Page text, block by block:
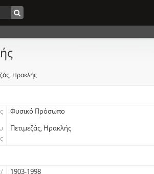
Ηρακλής
Φυσικό Πρόσωπο
Πετιμεζάς, Ηρακλής
1903-1998